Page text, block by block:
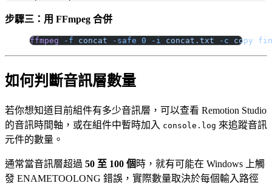
步驟三：用 FFmpeg 合併
ffmpeg -f concat -safe 0 -i concat.txt -c copy
如何判斷音訊層數量
若你想知道目前組件有多少音訊層，可以查看 Remotion Studio
的音訊時間軸，或在組件中暫時加入 console.log 來追蹤音訊
元件的數量。
通常當音訊層超過 50 至 100 個 時，就有可能在 Windows 上觸
發 ENAMETOOLONG 錯誤，實際數量取決於每個輸入路徑